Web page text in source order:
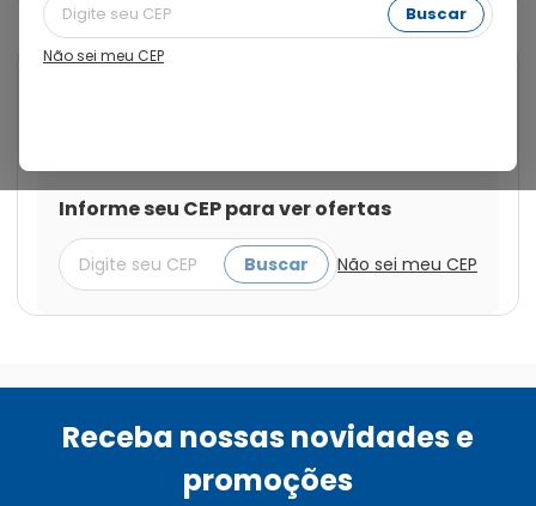
Buscar
Não sei meu CEP
Glifage Cod.:7891721027437
Informe seu CEP para ver ofertas
Buscar Não sei meu CEP
Receba nossas novidades e
promoções